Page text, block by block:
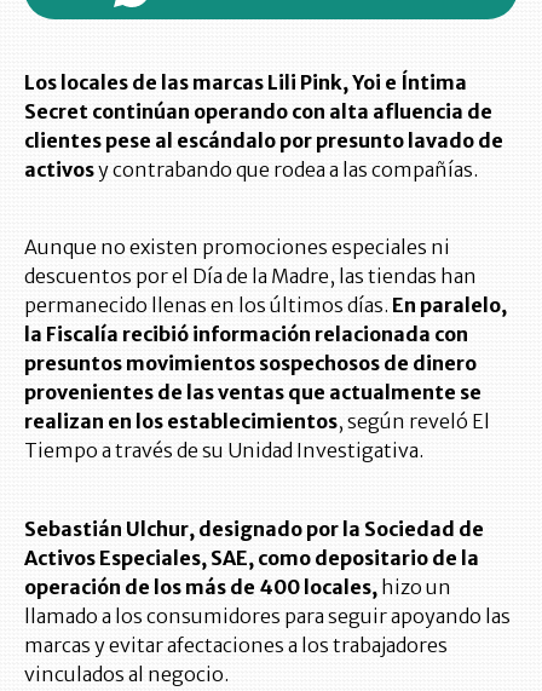
Los locales de las marcas Lili Pink, Yoi e Íntima
Secret continúan operando con alta afluencia de
clientes pese al escándalo por presunto lavado de
activosy contrabando que rodea a las compañías.
Aunque no existen promociones especiales ni
descuentos por el Día de la Madre, las tiendas han
permanecido llenas en los últimos días. En paralelo,
la Fiscalía recibió información relacionada con
presuntos movimientos sospechosos de dinero
provenientes de las ventas que actualmente se
realizan en los establecimientos, según reveló El
Tiempo a través de su Unidad Investigativa.
Sebastián Ulchur, designado por la Sociedad de
Activos Especiales, SAE, como depositario de la
operación de los más de 400 locales, hizo un
llamado a los consumidores para seguir apoyando las
marcas y evitar afectaciones a los trabajadores
vinculados al negocio.